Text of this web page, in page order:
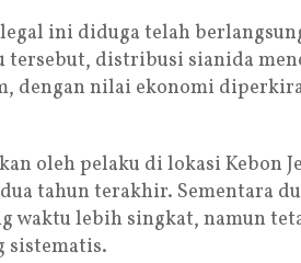
ini diduga telah
tersebut, distribusi sianida
dengan nilai ekonomi
oleh pelaku di lokasi Kebon
tahun terakhir. Sementara
waktu lebih singkat, namun
sistematis.